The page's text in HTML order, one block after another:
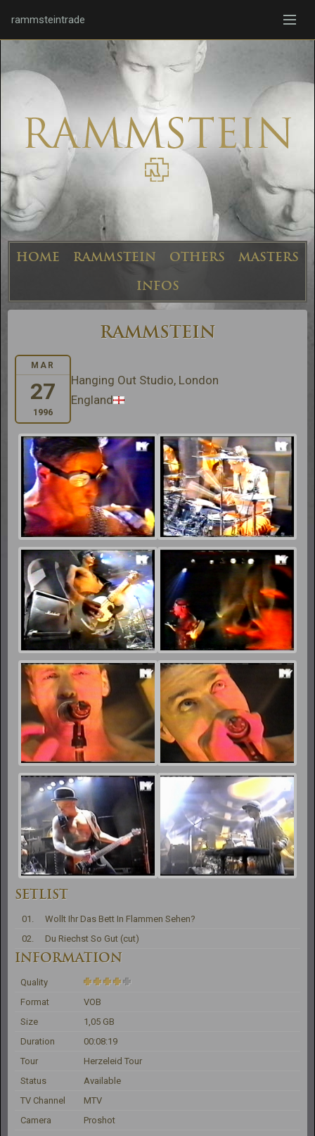
rammsteintrade
HOME RAMMSTEIN OTHERS
MASTERS
INFOS
RAMMSTEIN
MAR
27
1996
Hanging Out Studio, London
England
SETLIST
01.
Wollt Ihr Das Bett In Flammen Sehen?
02.
Du Riechst So Gut (cut)
INFORMATION
Quality
Format
VOB
Size
1,05 GB
Duration
00:08:19
Tour
Herzeleid Tour
Status
Available
TV Channel
MTV
Camera
Proshot